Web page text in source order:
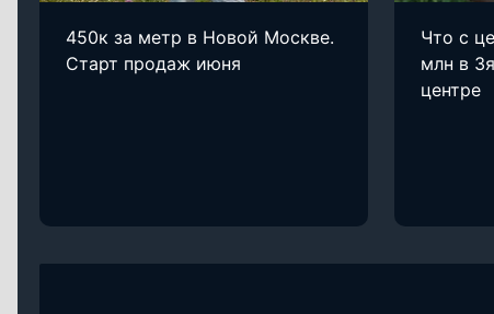
450к за метр в Новой Москве.
Старт продаж июня
Что с
млн в
центре